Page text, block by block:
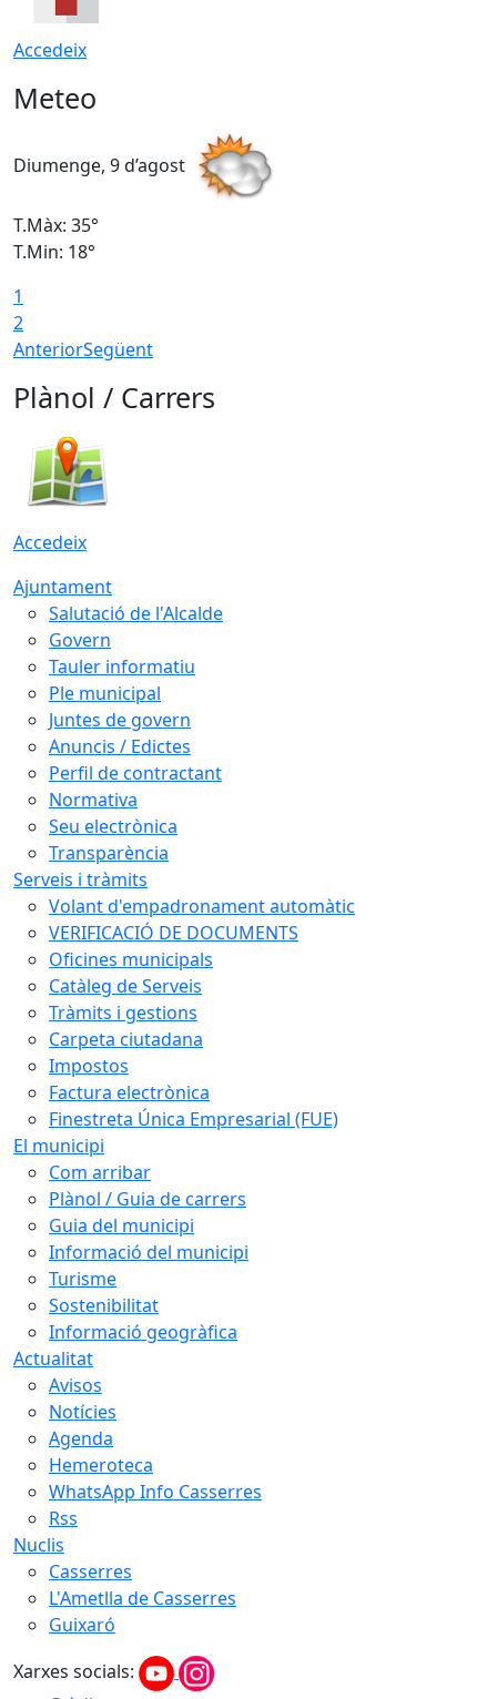
Accedeix
Meteo
Diumenge, 9 d’agost
T.Màx: 35°
T.Min: 18°
1
2
AnteriorSegüent
Plànol / Carrers
Accedeix
Ajuntament
Salutació de l'Alcalde
Govern
Tauler informatiu
Ple municipal
Juntes de govern
Anuncis / Edictes
Perfil de contractant
Normativa
Seu electrònica
Transparència
Serveis i tràmits
Volant d'empadronament automàtic
VERIFICACIÓ DE DOCUMENTS
Oficines municipals
Catàleg de Serveis
Tràmits i gestions
Carpeta ciutadana
Impostos
Factura electrònica
Finestreta Única Empresarial (FUE)
El municipi
Com arribar
Plànol / Guia de carrers
Guia del municipi
Informació del municipi
Turisme
Sostenibilitat
Informació geogràfica
Actualitat
Avisos
Notícies
Agenda
Hemeroteca
WhatsApp Info Casserres
Rss
Nuclis
Casserres
L'Ametlla de Casserres
Guixaró
Xarxes socials: